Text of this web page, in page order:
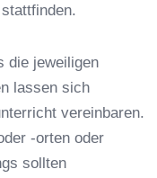
einer
die jeweiligen
lassen sich
vereinbaren.
-orten oder
sollten